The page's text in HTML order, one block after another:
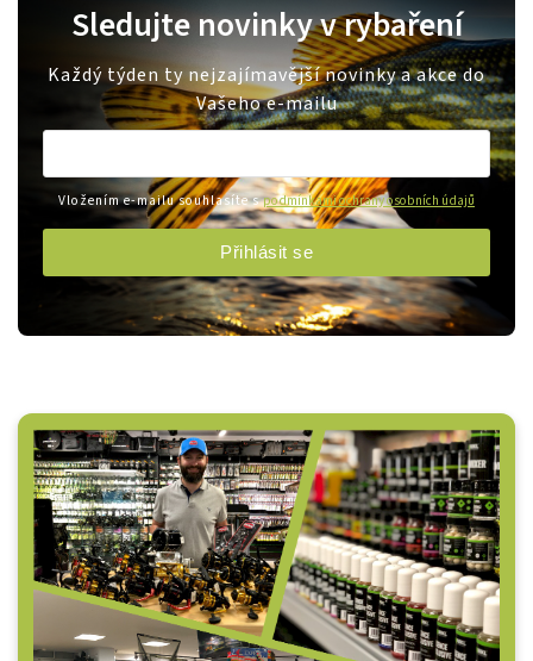
Sledujte novinky v rybaření
Každý týden ty nejzajímavější novinky a akce do
Vašeho e-mailu
Vložením e-mailu souhlasíte spodmínkami ochrany osobních údajů
Přihlásit se